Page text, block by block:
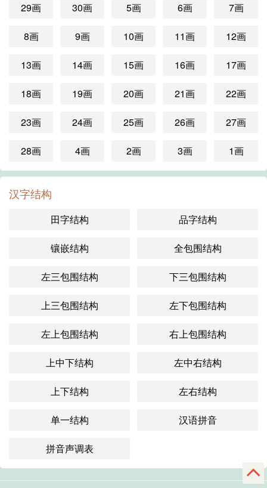
29画 30画 5画 6画 7画
8画 9画 10画 11画 12画
13画 14画 15画 16画 17画
18画 19画 20画 21画 22画
23画 24画 25画 26画 27画
28画 4画 2画 3画 1画
汉字结构
田字结构 品字结构
镶嵌结构 全包围结构
左三包围结构 下三包围结构
上三包围结构 左下包围结构
左上包围结构 右上包围结构
上中下结构 左中右结构
上下结构 左右结构
单一结构 汉语拼音
拼音声调表